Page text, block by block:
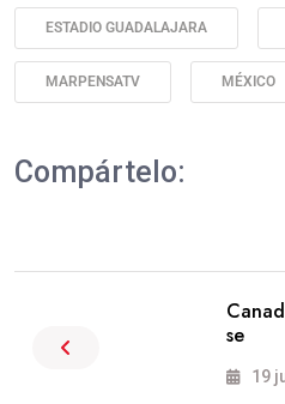
ESTADIO GUADALAJARA
MARPENSATV MÉXICO
Compártelo:
se
19